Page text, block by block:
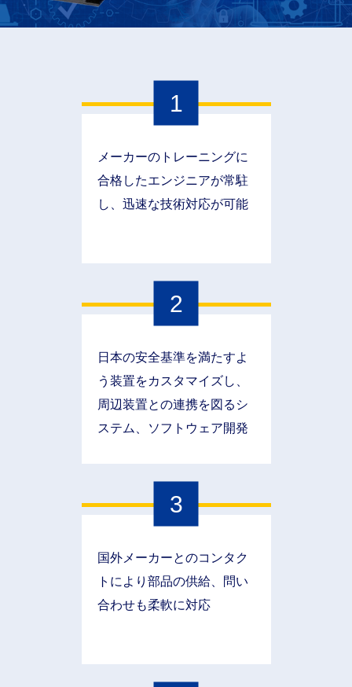
1
メーカーのトレーニングに
合格したエンジニアが常駐
し、迅速な技術対応が可能
2
日本の安全基準を満たすよ
う装置をカスタマイズし、
周辺装置との連携を図るシ
ステム、ソフトウェア開発
3
国外メーカーとのコンタク
トにより部品の供給、問い
合わせも柔軟に対応